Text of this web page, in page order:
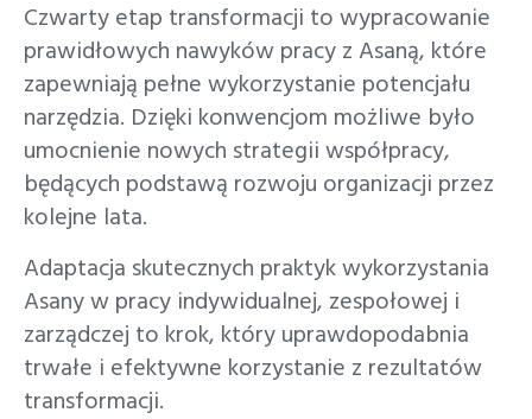
Czwarty etap transformacji to wypracowanie
prawidłowych nawyków pracy z Asaną, które
zapewniają pełne wykorzystanie potencjału
narzędzia. Dzięki konwencjom możliwe było
umocnienie nowych strategii współpracy,
będących podstawą rozwoju organizacji przez
kolejne lata.
Adaptacja skutecznych praktyk wykorzystania
Asany w pracy indywidualnej, zespołowej i
zarządczej to krok, który uprawdopodabnia
trwałe i efektywne korzystanie z rezultatów
transformacji.